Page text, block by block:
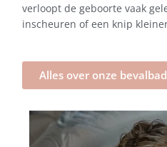
verloopt de geboorte vaak
inscheuren of een knip
Alles over onze